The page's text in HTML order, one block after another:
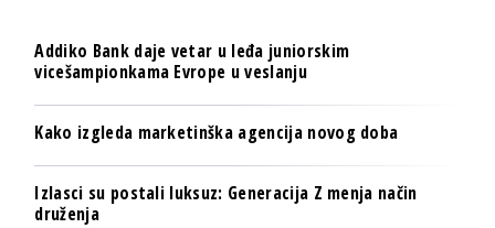
Addiko Bank daje vetar u leđa juniorskim
vicešampionkama Evrope u veslanju
Kako izgleda marketinška agencija novog doba
Izlasci su postali luksuz: Generacija Z menja način
druženja